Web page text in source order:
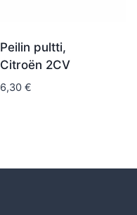
Peilin pultti,
Citroën 2CV
6,30 €